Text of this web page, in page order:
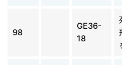
98
GE36-
18